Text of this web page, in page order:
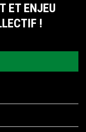
ET ENJEU
!